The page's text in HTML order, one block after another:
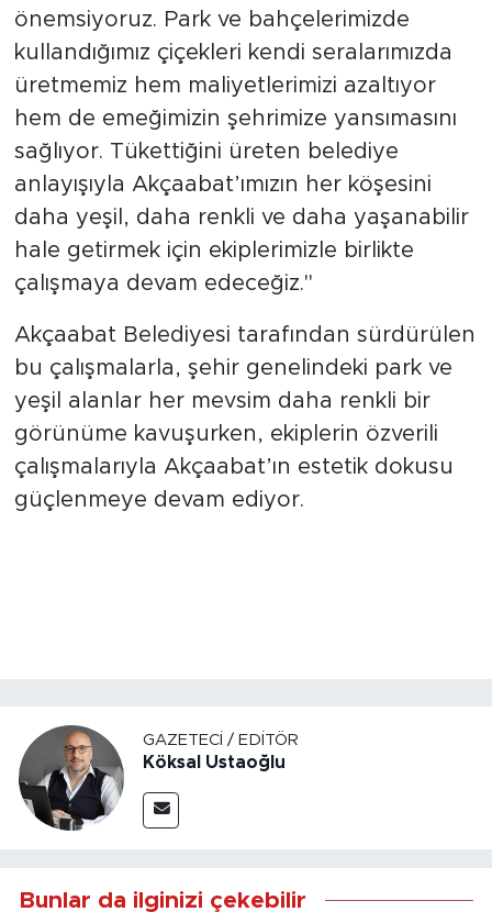
önemsiyoruz. Park ve bahçelerimizde
kullandığımız çiçekleri kendi seralarımızda
üretmemiz hem maliyetlerimizi azaltıyor
hem de emeğimizin şehrimize yansımasını
sağlıyor. Tükettiğini üreten belediye
anlayışıyla Akçaabat’ımızın her köşesini
daha yeşil, daha renkli ve daha yaşanabilir
hale getirmek için ekiplerimizle birlikte
çalışmaya devam edeceğiz."
Akçaabat Belediyesi tarafından sürdürülen
bu çalışmalarla, şehir genelindeki park ve
yeşil alanlar her mevsim daha renkli bir
görünüme kavuşurken, ekiplerin özverili
çalışmalarıyla Akçaabat’ın estetik dokusu
güçlenmeye devam ediyor.
GAZETECI / EDITÖR
Köksal Ustaoğlu
Bunlar da ilginizi çekebilir